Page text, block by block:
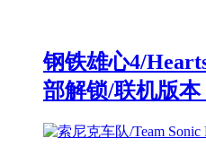
钢铁雄心4/
部解锁/联机版本